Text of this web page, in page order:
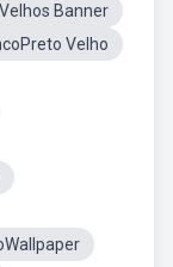
Banner
Velho